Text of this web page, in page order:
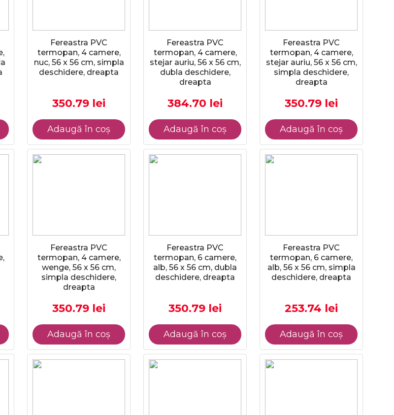
Fereastra PVC
termopan, 4 camere,
nuc, 56 x 56 cm, simpla
deschidere, dreapta
350.79 lei
Adaugă în coș
Fereastra PVC
termopan, 4 camere,
stejar auriu, 56 x 56 cm,
dubla deschidere,
dreapta
384.70 lei
Adaugă în coș
Fereastra PVC
termopan, 4 camere,
stejar auriu, 56 x 56 cm,
simpla deschidere,
dreapta
350.79 lei
Adaugă în coș
Fereastra PVC
termopan, 4 camere,
wenge, 56 x 56 cm,
simpla deschidere,
dreapta
350.79 lei
Adaugă în coș
Fereastra PVC
termopan, 6 camere,
alb, 56 x 56 cm, dubla
deschidere, dreapta
350.79 lei
Adaugă în coș
Fereastra PVC
termopan, 6 camere,
alb, 56 x 56 cm, simpla
deschidere, dreapta
253.74 lei
Adaugă în coș